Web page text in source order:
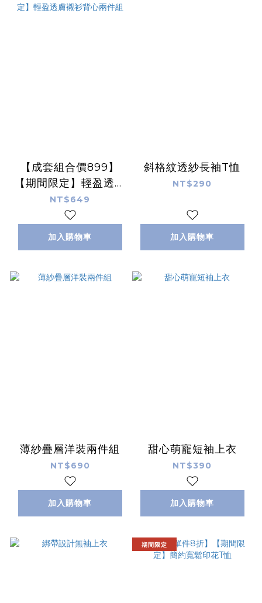
【成套組合價899】
【期間限定】輕盈透膚
襯衫背心兩件組
NT$649
加入購物車
斜格紋透紗長袖T恤
NT$290
加入購物車
薄紗疊層洋裝兩件組
NT$690
加入購物車
甜心萌寵短袖上衣
NT$390
加入購物車
期間限定